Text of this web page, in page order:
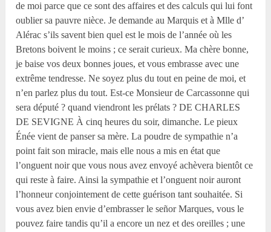
de moi parce que ce sont des affaires et des calculs qui lui font
oublier sa pauvre nièce. Je demande au Marquis et à Mlle d’
Alérac s’ils savent bien quel est le mois de l’année où les
Bretons boivent le moins ; ce serait curieux. Ma chère bonne,
je baise vos deux bonnes joues, et vous embrasse avec une
extrême tendresse. Ne soyez plus du tout en peine de moi, et
n’en parlez plus du tout. Est-ce Monsieur de Carcassonne qui
sera député ? quand viendront les prélats ? DE CHARLES
DE SEVIGNE À cinq heures du soir, dimanche. Le pieux
Énée vient de panser sa mère. La poudre de sympathie n’a
point fait son miracle, mais elle nous a mis en état que
l’onguent noir que vous nous avez envoyé achèvera bientôt ce
qui reste à faire. Ainsi la sympathie et l’onguent noir auront
l’honneur conjointement de cette guérison tant souhaitée. Si
vous avez bien envie d’embrasser le señor Marques, vous le
pouvez faire tandis qu’il a encore un nez et des oreilles ; une